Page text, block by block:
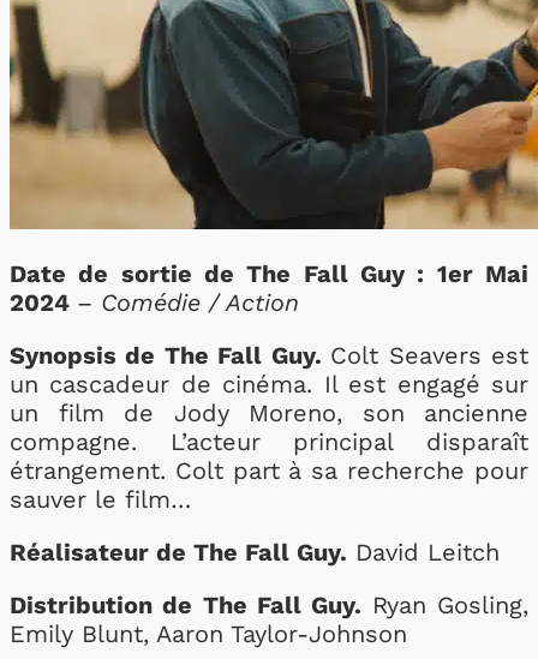
Date de sortie de The Fall Guy : 1er Mai
2024 – Comédie / Action
Synopsis de The Fall Guy. Colt Seavers est
un cascadeur de cinéma. Il est engagé sur
un film de Jody Moreno, son ancienne
compagne. L’acteur principal disparaît
étrangement. Colt part à sa recherche pour
sauver le film…
Réalisateur de The Fall Guy. David Leitch
Distribution de The Fall Guy. Ryan Gosling,
Emily Blunt, Aaron Taylor-Johnson